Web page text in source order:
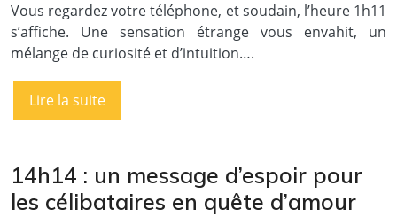
Vous regardez votre téléphone, et soudain, l’heure 1h11
s’affiche. Une sensation étrange vous envahit, un
mélange de curiosité et d’intuition….
Lire la suite
14h14 : un message d’espoir pour
les célibataires en quête d’amour